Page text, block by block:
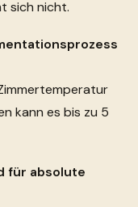
sich nicht.
kann es bis zu 5
für absolute